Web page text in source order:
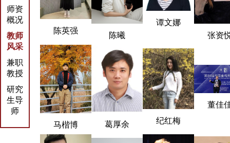
师资
概况
教师
风采
兼职
教授
研究
生导
师
陈英强
陈曦
谭文娜
张资
马楷博 葛厚余 纪红梅
董佳